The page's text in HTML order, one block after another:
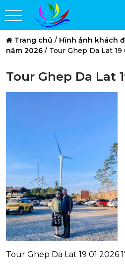
Trang chủ / Hình ảnh khách
năm 2026 / Tour Ghep Da Lat 19
Tour Ghep Da Lat
Tour Ghep Da Lat 19 01 2026